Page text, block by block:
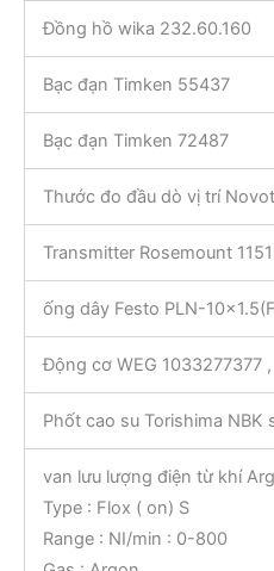
Đồng hồ wika 232.60.160
Bạc đạn Timken 55437
Bạc đạn Timken 72487
Thước đo đầu dò vị trí
Transmitter Rosemount
ống dây Festo PLN-
Động cơ WEG 1033277377
Phốt cao su Torishima NBK
van lưu lượng điện từ khí
Type : Flox ( on) S
Range : NI/min : 0-800